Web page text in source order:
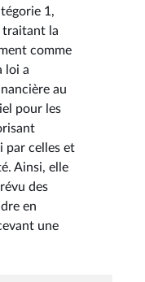
1,
traitant la
comme
loi a
au
pour les
par celles et
Ainsi, elle
des
en
une